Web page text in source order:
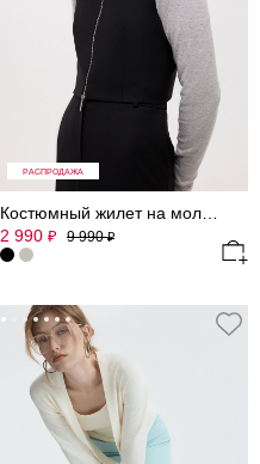
РАСПРОДАЖА
2 990 ₽ 9 990₽